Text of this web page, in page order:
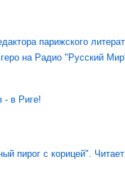
парижского
на Радио "Русский
- в Риге!
пирог с корицей".